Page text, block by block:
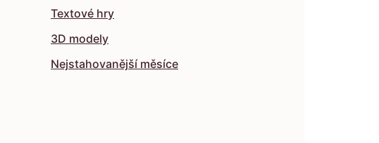
Textové hry
3D modely
Nejstahovanější měsíce